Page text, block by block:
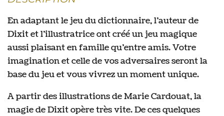
En adaptant le jeu du dictionnaire, l’auteur de
Dixit et l’illustratrice ont créé un jeu magique
aussi plaisant en famille qu’entre amis. Votre
imagination et celle de vos adversaires seront la
base du jeu et vous vivrez un moment unique.
A partir des illustrations de Marie Cardouat, la
magie de Dixit opère très vite. De ces quelques